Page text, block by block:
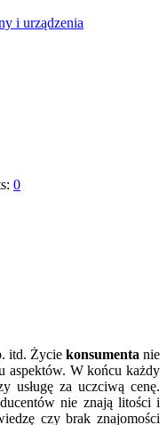
i urządzenia
0
itd. Życie konsumenta nie
aspektów. W końcu każdy
usługę za uczciwą cenę.
nie znają litości i
czy brak znajomości